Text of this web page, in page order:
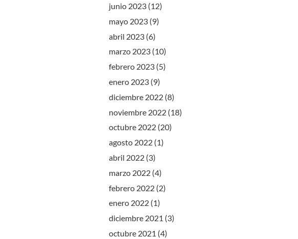
junio 2023 (12)
mayo 2023 (9)
abril 2023 (6)
marzo 2023 (10)
febrero 2023 (5)
enero 2023 (9)
diciembre 2022 (8)
noviembre 2022 (18)
octubre 2022 (20)
agosto 2022 (1)
abril 2022 (3)
marzo 2022 (4)
febrero 2022 (2)
enero 2022 (1)
diciembre 2021 (3)
octubre 2021 (4)